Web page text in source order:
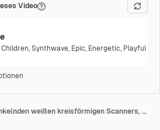
Video
Children,Synthwave, Epic, Energetic, Playful
Animation eines funkelnden weißen kreisförmigen Scanners, der sich auf schwarzem Hintergrund dreht